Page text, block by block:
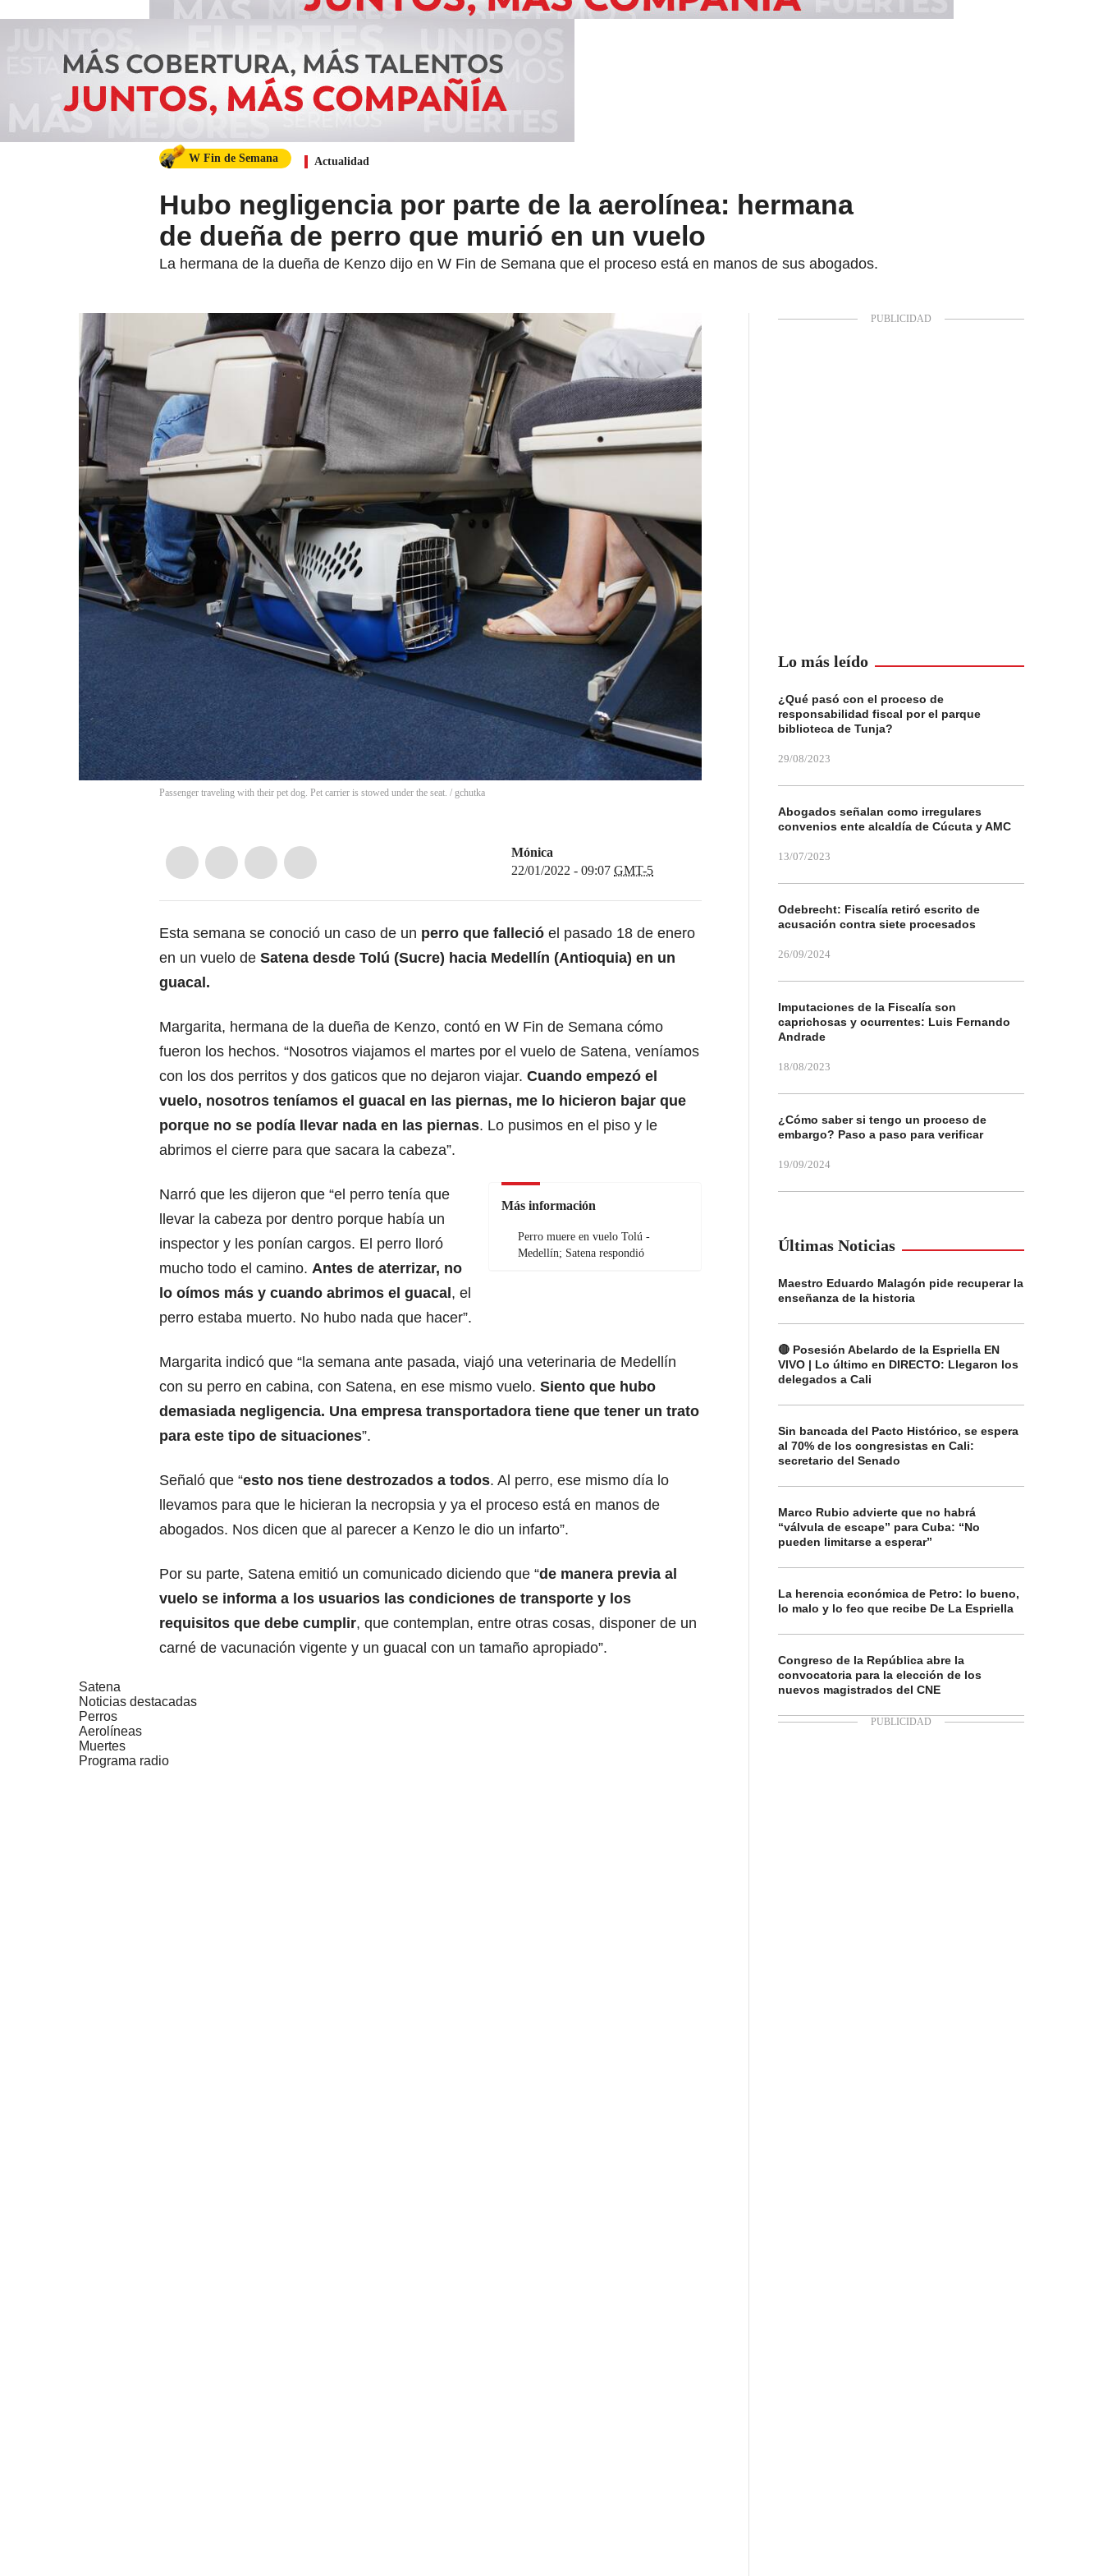
W Fin de Semana Actualidad
Hubo negligencia por parte de la aerolínea: hermana
de dueña de perro que murió en un vuelo
La hermana de la dueña de Kenzo dijo en W Fin de Semana que el proceso está en manos de sus abogados.
Passenger traveling with their pet dog. Pet carrier is stowed under the seat. / gchutka
Mónica
22/01/2022 - 09:07 GMT-5
Esta semana se conoció un caso de un perro que falleció el pasado 18 de enero
en un vuelo de Satena desde Tolú (Sucre) hacia Medellín (Antioquia) en un
guacal.
Margarita, hermana de la dueña de Kenzo, contó en W Fin de Semana cómo
fueron los hechos. “Nosotros viajamos el martes por el vuelo de Satena, veníamos
con los dos perritos y dos gaticos que no dejaron viajar. Cuando empezó el
vuelo, nosotros teníamos el guacal en las piernas, me lo hicieron bajar que
porque no se podía llevar nada en las piernas. Lo pusimos en el piso y le
abrimos el cierre para que sacara la cabeza”.
Más información
Perro muere en vuelo Tolú -
Medellín; Satena respondió
Narró que les dijeron que “el perro tenía que
llevar la cabeza por dentro porque había un
inspector y les ponían cargos. El perro lloró
mucho todo el camino. Antes de aterrizar, no
lo oímos más y cuando abrimos el guacal , el
perro estaba muerto. No hubo nada que hacer”.
Margarita indicó que “la semana ante pasada, viajó una veterinaria de Medellín
con su perro en cabina, con Satena, en ese mismo vuelo. Siento que hubo
demasiada negligencia. Una empresa transportadora tiene que tener un trato
para este tipo de situaciones”.
Señaló que “esto nos tiene destrozados a todos. Al perro, ese mismo día lo
llevamos para que le hicieran la necropsia y ya el proceso está en manos de
abogados. Nos dicen que al parecer a Kenzo le dio un infarto”.
Por su parte, Satena emitió un comunicado diciendo que “de manera previa al
vuelo se informa a los usuarios las condiciones de transporte y los
requisitos que debe cumplir, que contemplan, entre otras cosas, disponer de un
carné de vacunación vigente y un guacal con un tamaño apropiado”.
Satena
Noticias destacadas
Perros
Aerolíneas
Muertes
Programa radio
Lo más leído
¿Qué pasó con el proceso de
responsabilidad fiscal por el parque
biblioteca de Tunja?
29/08/2023
Abogados señalan como irregulares
convenios ente alcaldía de Cúcuta y AMC
13/07/2023
Odebrecht: Fiscalía retiró escrito de
acusación contra siete procesados
26/09/2024
Imputaciones de la Fiscalía son
caprichosas y ocurrentes: Luis Fernando
Andrade
18/08/2023
¿Cómo saber si tengo un proceso de
embargo? Paso a paso para verificar
19/09/2024
Últimas Noticias
Maestro Eduardo Malagón pide recuperar la
enseñanza de la historia
🔴 Posesión Abelardo de la Espriella EN
VIVO | Lo último en DIRECTO: Llegaron los
delegados a Cali
Sin bancada del Pacto Histórico, se espera
al 70% de los congresistas en Cali:
secretario del Senado
Marco Rubio advierte que no habrá
“válvula de escape” para Cuba: “No
pueden limitarse a esperar”
La herencia económica de Petro: lo bueno,
lo malo y lo feo que recibe De La Espriella
Congreso de la República abre la
convocatoria para la elección de los
nuevos magistrados del CNE